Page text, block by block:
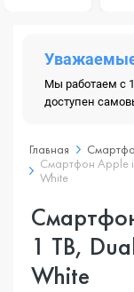
Мы работаем с
доступен
Главная
Смартфон Apple
White
1 TB,
White